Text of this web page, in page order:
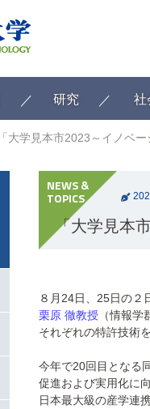
研究 社
「大学見本市2023～イノベ
「大学見本
８月24日、25日の２
栗原 徹教授 （情報学
それぞれの特許技術
今年で20回目となる
促進および実用化に
日本最大級の産学連